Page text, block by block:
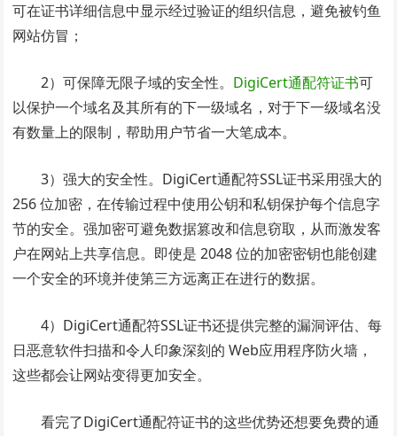
可在证书详细信息中显示经过验证的组织信息，避免被钓鱼
网站仿冒；
2）可保障无限子域的安全性。 DigiCert通配符证书可
以保护一个域名及其所有的下一级域名，对于下一级域名没
有数量上的限制，帮助用户节省一大笔成本。
3）强大的安全性。DigiCert通配符SSL证书采用强大的
256 位加密，在传输过程中使用公钥和私钥保护每个信息字
节的安全。强加密可避免数据篡改和信息窃取，从而激发客
户在网站上共享信息。即使是 2048 位的加密密钥也能创建
一个安全的环境并使第三方远离正在进行的数据。
4）DigiCert通配符SSL证书还提供完整的漏洞评估、每
日恶意软件扫描和令人印象深刻的 Web应用程序防火墙，
这些都会让网站变得更加安全。
看完了DigiCert通配符证书的这些优势还想要免费的通